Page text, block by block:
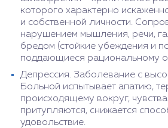
которого характерно
и собственной личности.
нарушением мышления, речи,
бредом (стойкие убеждения и
поддающиеся рациональному
Депрессия. Заболевание с
Больной испытывает апатию,
происходящему вокруг,
притупляются, снижается
удовольствие.